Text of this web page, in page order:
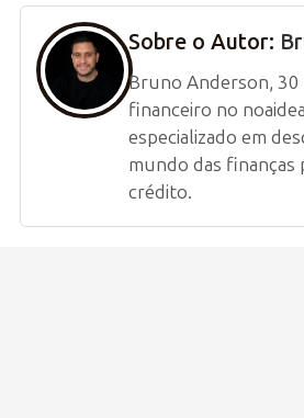
Sobre o Autor:
Bruno Anderson,
financeiro no
especializado em
mundo das finanças
crédito.